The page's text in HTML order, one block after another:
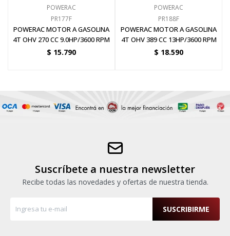
POWERAC
PR177F
POWERAC MOTOR A GASOLINA
4T OHV 270 CC 9.0HP/3600 RPM
$ 15.790
POWERAC
PR188F
POWERAC MOTOR A GASOLINA
4T OHV 389 CC 13HP/3600 RPM
$ 18.590
Suscríbete a nuestra newsletter
Recibe todas las novedades y ofertas de nuestra tienda.
SUSCRIBIRME